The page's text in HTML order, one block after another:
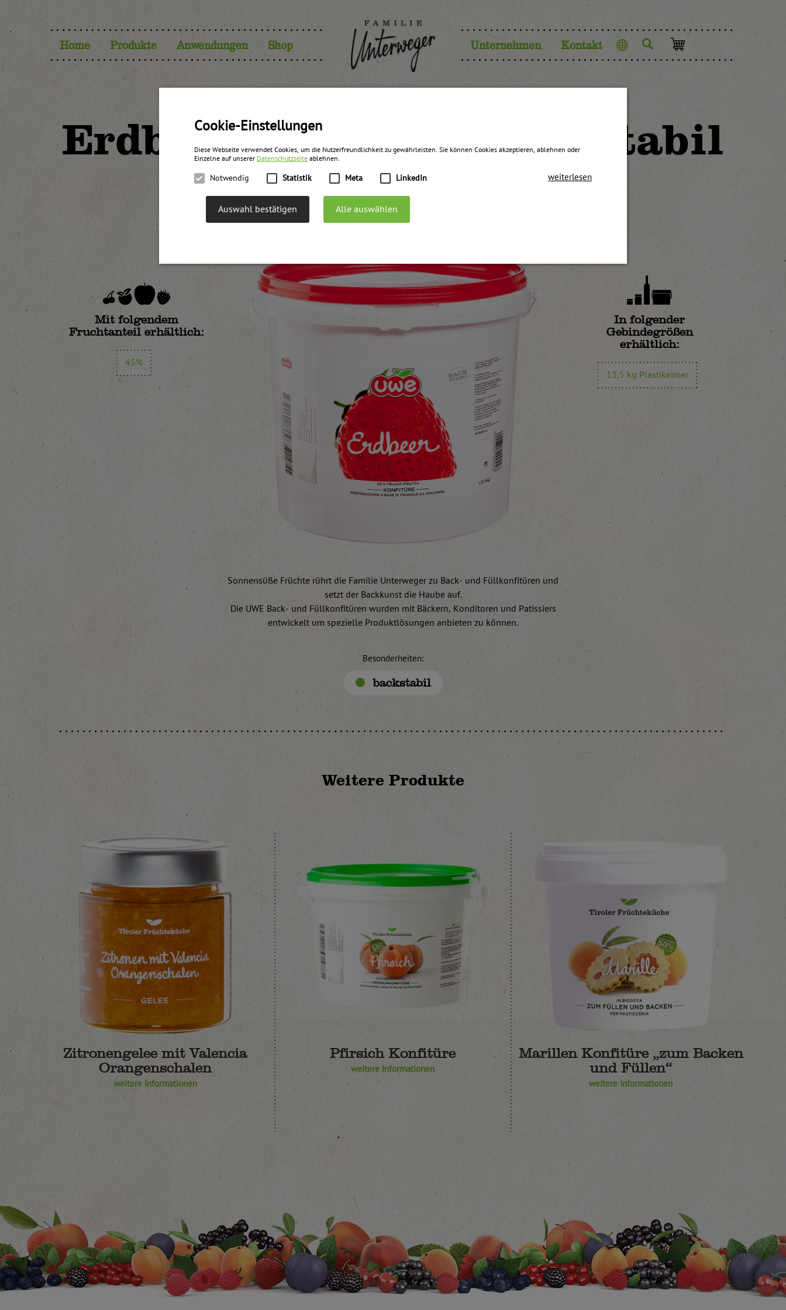
Cookie-Einstellungen
Diese Webseite verwendet Cookies, um die Nutzerfreundlichkeit zu gewährleisten. Sie können Cookies akzeptieren, ablehnen oder
Einzelne auf unserer Datenschutzseite ablehnen.
Notwendig Statistik Meta LinkedIn weiterlesen
Auswahl bestätigen Alle auswählen
Home Produkte Anwendungen Shop Unternehmen Kontakt Sprache
Erdbeer Konfitüre backstabil
UWE
Mit folgendem
Fruchtanteil erhältlich:
45%
In folgender
Gebindegrößen
erhältlich:
13,5 kg Plastikeimer
Sonnensüße Früchte rührt die Familie Unterweger zu Back- und Füllkonfitüren und
setzt der Backkunst die Haube auf.
Die UWE Back- und Füllkonfitüren wurden mit Bäckern, Konditoren und Patissiers
entwickelt um spezielle Produktlösungen anbieten zu können.
Besonderheiten:
backstabil
Weitere Produkte
Zitronengelee mit Valencia
Orangenschalen
weitere Informationen
Pfirsich Konfitüre
weitere Informationen
Marillen Konfitüre „zum Backen
und Füllen“
weitere Informationen